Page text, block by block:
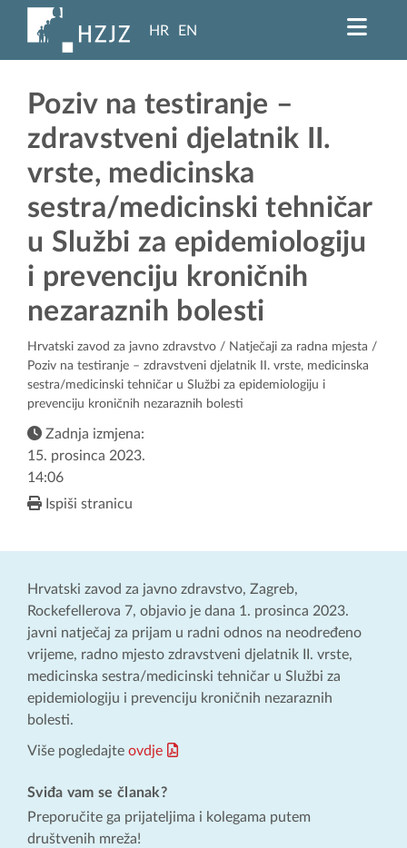
HR EN
Poziv na testiranje –
zdravstveni djelatnik II.
vrste, medicinska
sestra/medicinski tehničar
u Službi za epidemiologiju
i prevenciju kroničnih
nezaraznih bolesti
Hrvatski zavod za javno zdravstvo / Natječaji za radna mjesta /
Poziv na testiranje – zdravstveni djelatnik II. vrste, medicinska
sestra/medicinski tehničar u Službi za epidemiologiju i
prevenciju kroničnih nezaraznih bolesti
Zadnja izmjena:
15. prosinca 2023.
14:06
Ispiši stranicu
Hrvatski zavod za javno zdravstvo, Zagreb,
Rockefellerova 7, objavio je dana 1. prosinca 2023.
javni natječaj za prijam u radni odnos na neodređeno
vrijeme, radno mjesto zdravstveni djelatnik II. vrste,
medicinska sestra/medicinski tehničar u Službi za
epidemiologiju i prevenciju kroničnih nezaraznih
bolesti.
Više pogledajte ovdje
Sviđa vam se članak?
Preporučite ga prijateljima i kolegama putem
društvenih mreža!